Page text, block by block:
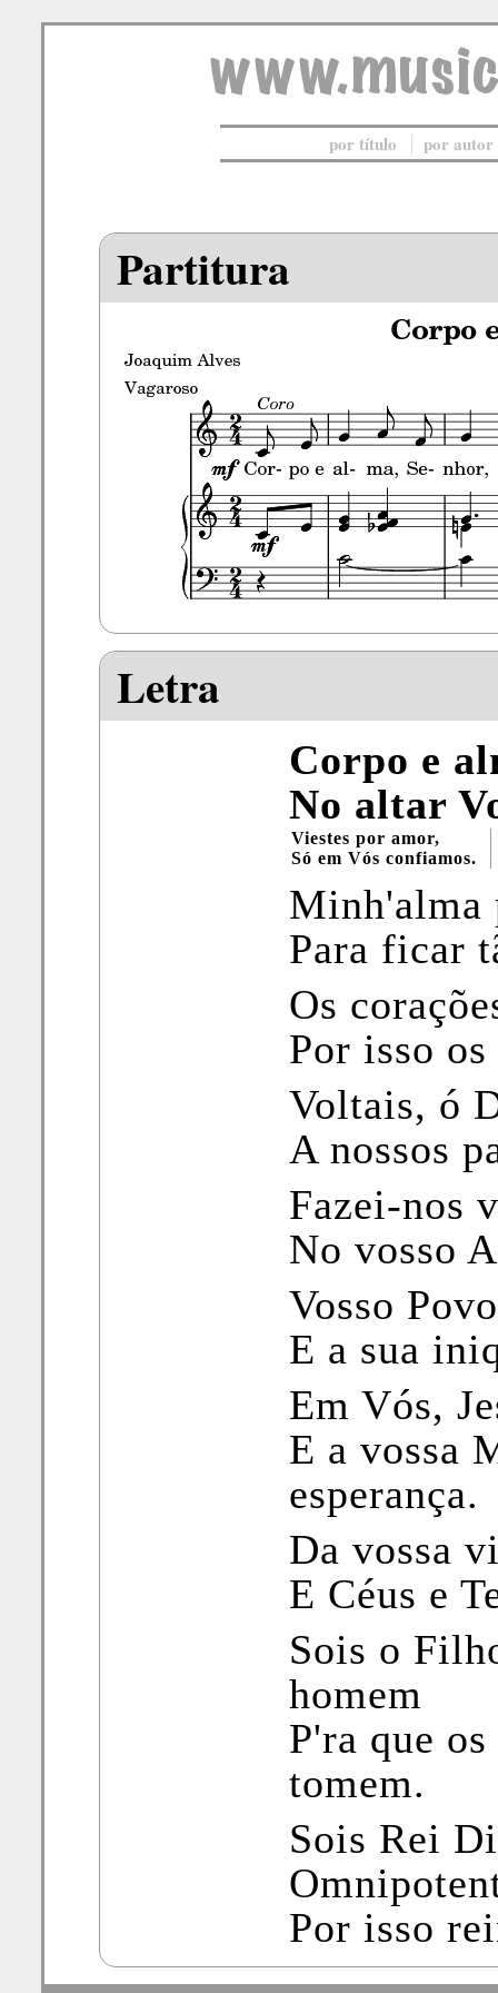
por título por autor
Partitura
Letra
Corpo e
No altar
Viestes por amor,
Só em Vós confiamos.
Minh'alma
Para ficar
Os
Por isso
Voltais, ó
A nossos
Fazei-nos
No vosso
Vosso
E a sua
Em Vós,
E a vossa
esperança.
Da vossa
E Céus e
Sois o
homem
P'ra que
tomem.
Sois Rei
Por isso